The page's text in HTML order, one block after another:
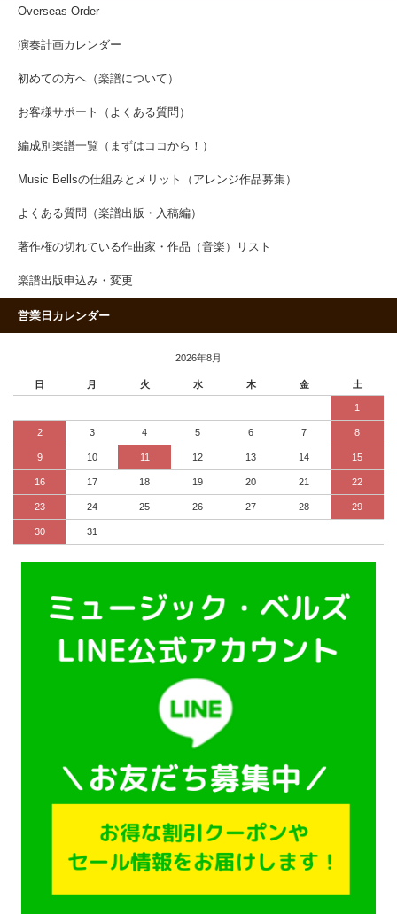
Overseas Order
演奏計画カレンダー
初めての方へ（楽譜について）
お客様サポート（よくある質問）
編成別楽譜一覧（まずはココから！）
Music Bellsの仕組みとメリット（アレンジ作品募集）
よくある質問（楽譜出版・入稿編）
著作権の切れている作曲家・作品（音楽）リスト
楽譜出版申込み・変更
営業日カレンダー
2026年8月
日 月 火 水 木 金 土
1
2 3 4 5 6 7 8
9 10 11 12 13 14 15
16 17 18 19 20 21 22
23 24 25 26 27 28 29
30 31